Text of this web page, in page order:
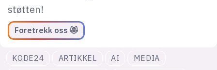
støtten!
Foretrekk oss 😻
KODE24 ARTIKKEL AI
MEDIA